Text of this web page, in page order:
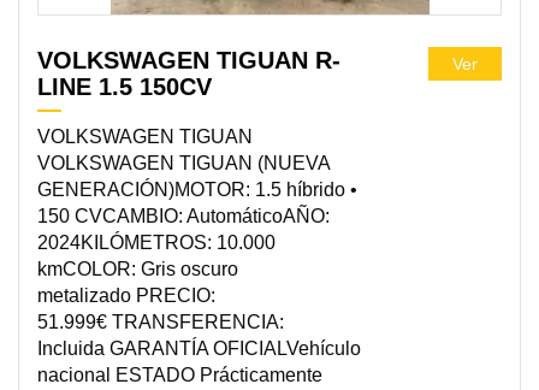
VOLKSWAGEN TIGUAN R-
LINE 1.5 150CV
VOLKSWAGEN TIGUAN
VOLKSWAGEN TIGUAN (NUEVA
GENERACIÓN)MOTOR: 1.5 híbrido •
150 CVCAMBIO: AutomáticoAÑO:
2024KILÓMETROS: 10.000
kmCOLOR: Gris oscuro
metalizado PRECIO:
51.999€ TRANSFERENCIA:
Incluida GARANTÍA OFICIALVehículo
nacional ESTADO Prácticamente
Ver